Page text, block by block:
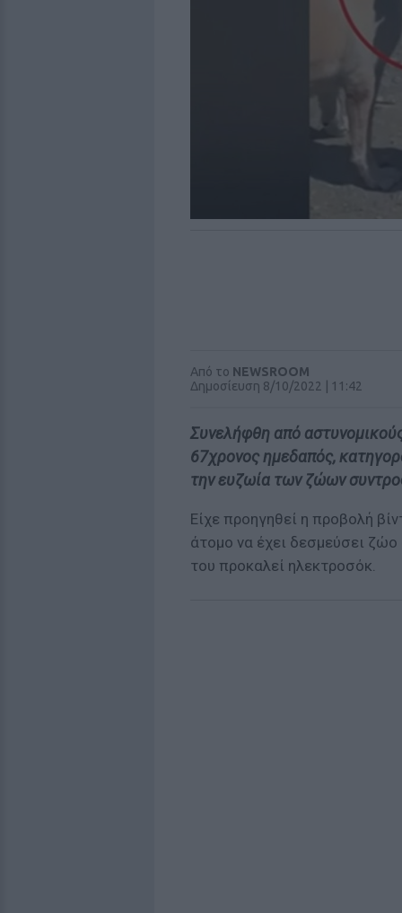
Από το NEWSROOM
Δημοσίευση 8/10/2022 | 11:42
Συνελήφθη από
67χρονος ημεδαπός,
την ευζωία των ζώων
Είχε προηγηθεί η προβολή
άτομο να έχει δεσμεύσει
του προκαλεί ηλεκτροσόκ.